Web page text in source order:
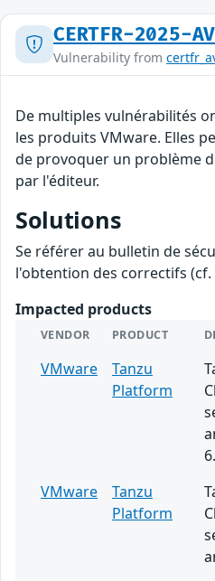
CERTFR-2025-
Vulnerability from
De multiples vulnérabilités
les produits VMware. Elles
de provoquer un problème
par l'éditeur.
Solutions
Se référer au bulletin de
l'obtention des correctifs
Impacted products
VENDOR PRODUCT
VMware
Tanzu
Platform
VMware
Tanzu
Platform